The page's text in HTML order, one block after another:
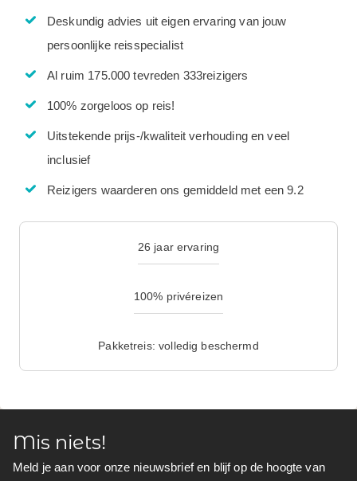
Deskundig advies uit eigen ervaring van jouw
persoonlijke reisspecialist
Al ruim 175.000 tevreden 333reizigers
100% zorgeloos op reis!
Uitstekende prijs-/kwaliteit verhouding en veel
inclusief
Reizigers waarderen ons gemiddeld met een 9.2
26 jaar ervaring
100% privéreizen
Pakketreis: volledig beschermd
Mis niets!
Meld je aan voor onze nieuwsbrief en blijf op de hoogte van